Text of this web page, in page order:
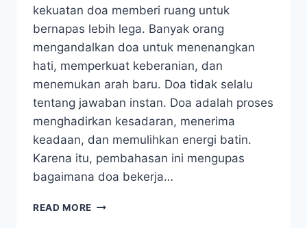
kekuatan doa memberi ruang untuk
bernapas lebih lega. Banyak orang
mengandalkan doa untuk menenangkan
hati, memperkuat keberanian, dan
menemukan arah baru. Doa tidak selalu
tentang jawaban instan. Doa adalah proses
menghadirkan kesadaran, menerima
keadaan, dan memulihkan energi batin.
Karena itu, pembahasan ini mengupas
bagaimana doa bekerja…
READ MORE KEKUATAN